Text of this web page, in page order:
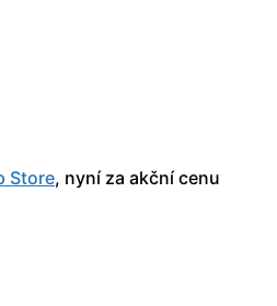
Store, nyní za akční cenu